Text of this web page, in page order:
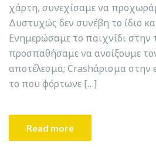
χάρτη, συνεχίσαμε να
Δυστυχώς δεν συνέβη το ίδιο
Ενημερώσαμε το παιχνίδι στην
προσπαθήσαμε να ανοίξουμε
αποτέλεσμα; Crashάρισμα στην
το που φόρτωνε […]
Read more